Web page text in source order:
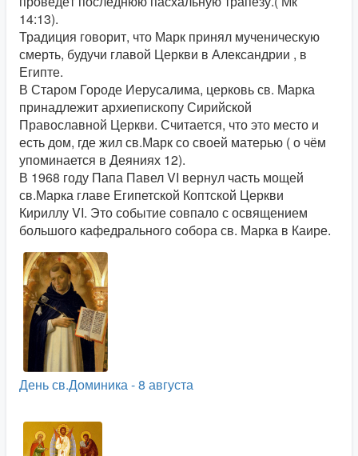
14:13).
Традиция говорит, что Марк принял мученическую
смерть, будучи главой Церкви в Александрии , в
Египте.
В Старом Городе Иерусалима, церковь св. Марка
принадлежит архиепископу Сирийской
Православной Церкви. Считается, что это место и
есть дом, где жил св.Марк со своей матерью ( о чём
упоминается в Деяниях 12).
В 1968 году Папа Павел VI вернул часть мощей
св.Марка главе Египетской Коптской Церкви
Кириллу VI. Это событие совпало с освящением
большого кафедрального собора св. Марка в Каире.
День св.Доминика - 8 августа